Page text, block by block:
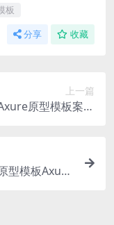
板
分享 收藏
上一篇
原型模板案例
型模板Axure